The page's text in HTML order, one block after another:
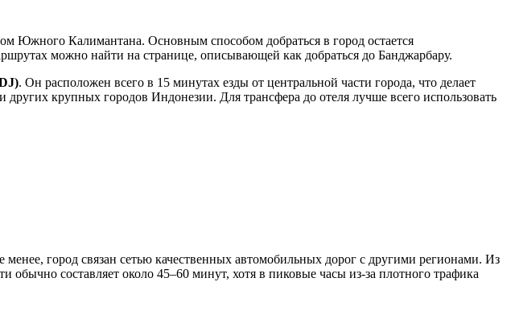
Южного Калимантана. Основным способом добраться в город остается
можно найти на странице, описывающей как добраться до Банджарбару.
. Он расположен всего в 15 минутах езды от центральной части города, что делает
крупных городов Индонезии. Для трансфера до отеля лучше всего использовать
город связан сетью качественных автомобильных дорог с другими регионами. Из
составляет около 45–60 минут, хотя в пиковые часы из-за плотного трафика